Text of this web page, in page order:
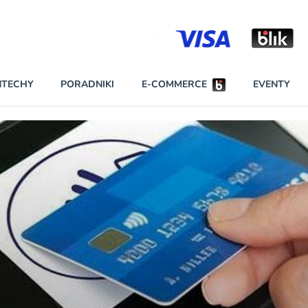
BEZPIECZEŃSTWO
INNI NAPISALI
KONTA
PRAWO
RAPORTY SPECJALNE
NAJCZĘŚCIEJ CZYTANE
Darmowy
wszystkich
W najniższych
darmo przez
PORADNIKI E-COMMERCE EVENTY